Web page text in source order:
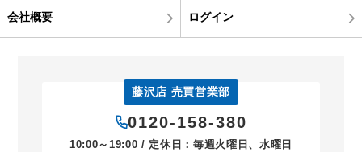
会社概要 ログイン
藤沢店 売買営業部
0120-158-380
10:00～19:00 / 定休日：毎週火曜日、水曜日